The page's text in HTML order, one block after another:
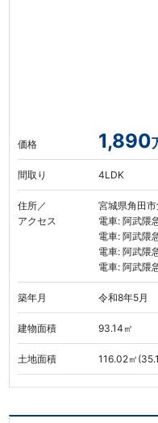
価格 1,890
間取り 4LDK
住所／
アクセス
宮城県角田
電車: 阿武隈
電車: 阿武隈
電車: 阿武隈
電車: 阿武隈
築年月 令和8年5月
建物面積 93.14㎡
土地面積 116.02㎡